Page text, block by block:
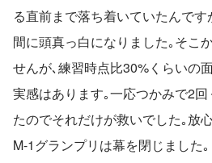
る直前まで落ち着いていたんで
間に頭真っ白になりました｡そこ
せんが､練習時点比30%くらいの
実感はあります｡一応つかみで2回
たのでそれだけが救いでした｡放
M-1グランプリは幕を閉じました｡